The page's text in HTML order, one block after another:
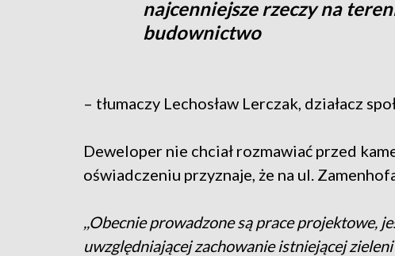
najcenniejsze rzeczy na
budownictwo
– tłumaczy Lechosław Lerczak, działacz
Deweloper nie chciał rozmawiać przed
oświadczeniu przyznaje, że na ul.
,,Obecnie prowadzone są prace projektowe,
uwzględniającej zachowanie istniejącej